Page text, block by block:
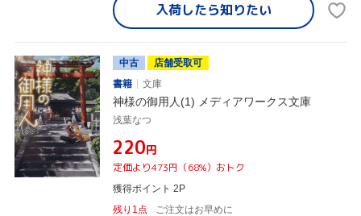
入荷したら知りたい
中古
店舗受取可
書籍
文庫
神様の御用人(1) メディアワークス文庫
浅葉なつ
¥220円
定価より473円（68%）おトク
獲得ポイント 2P
残り1点
ご注文はお早めに